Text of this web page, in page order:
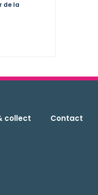
de la
collect
Contact